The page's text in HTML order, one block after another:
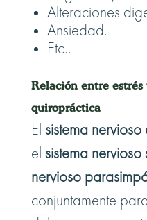
Alteraciones
Ansiedad.
Etc..
Relación entre
quiropráctica
El sistema
el sistema nervioso
nervioso
conjuntamente